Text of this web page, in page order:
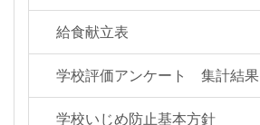
給食献立表
学校評価アンケート 集計結果
学校いじめ防止基本方針